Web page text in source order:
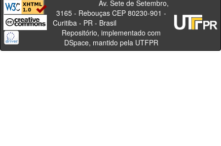
Av. Sete de Setembro,
3165 - Rebouças CEP 80230-901 -
Curitiba - PR - Brasil
Repositório, implementado com
DSpace, mantido pela UTFPR